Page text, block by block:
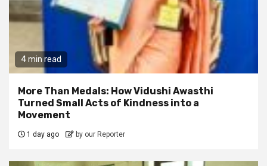
4 min read
More Than Medals: How Vidushi Awasthi
Turned Small Acts of Kindness into a
Movement
1 day ago by our Reporter